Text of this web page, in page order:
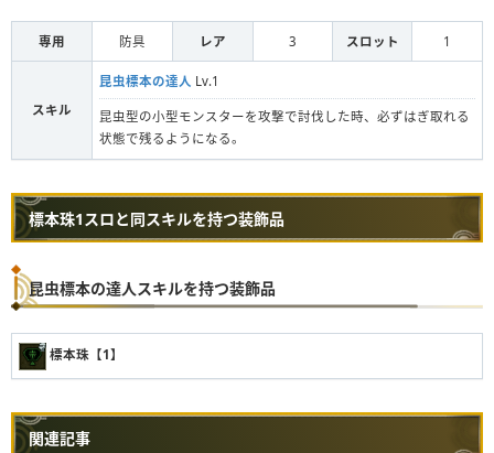
専用 防具 レア 3 スロット 1
スキル
昆虫標本の達人 Lv.1
昆虫型の小型モンスターを攻撃で討伐した時、必ずはぎ取れる
状態で残るようになる。
標本珠1スロと同スキルを持つ装飾品
昆虫標本の達人スキルを持つ装飾品
標本珠【1】
関連記事